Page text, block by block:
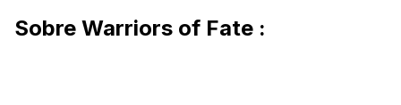
Sobre Warriors of Fate :